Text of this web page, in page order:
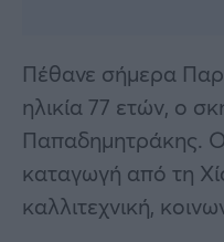
Πέθανε σήμερα
ηλικία 77 ετών, ο
Παπαδημητράκης.
καταγωγή από τη
καλλιτεχνική,